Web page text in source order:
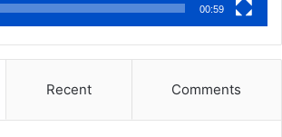
00:59
Recent Comments